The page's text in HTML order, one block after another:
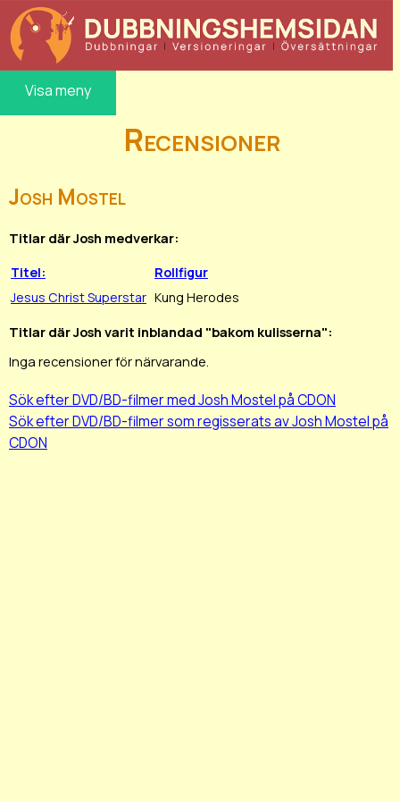
Visa meny
Recensioner
Josh Mostel
Titlar där Josh medverkar:
Titel:
Rollfigur
Jesus Christ Superstar Kung Herodes
Titlar där Josh varit inblandad "bakom kulisserna":
Inga recensioner för närvarande.
Sök efter DVD/BD-filmer med Josh Mostel på CDON
Sök efter DVD/BD-filmer som regisserats av Josh Mostel på
CDON